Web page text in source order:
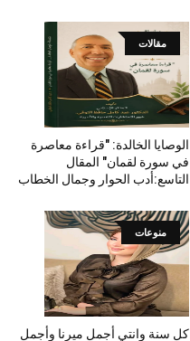
مقالات
الوصايا الخالدة: "قراءة معاصرة
في سورة لقمان" المقال
التاسع:أدب الحوار وجمال الخطاب
منوعات
كل سنة وانتي أجمل ميرنا وأجمل